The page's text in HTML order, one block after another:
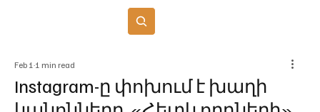
Instagram-ը փոխում է խաղի
Feb 1 1 min read